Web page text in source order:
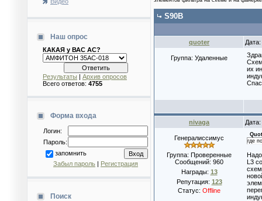
Наш опрос
КАКАЯ у ВАС АС?
Результаты | Архив опросов
Всего ответов: 4755
Форма входа
Логин:
Пароль:
запомнить
Забыл пароль | Регистрация
Поиск
S90B
quoter
Группа: Удаленные
их
nivaga
Генералиссимус
Группа: Проверенные
Сообщений: 960
Награды: 13
Репутация: 123
Статус: Offline
где
L3